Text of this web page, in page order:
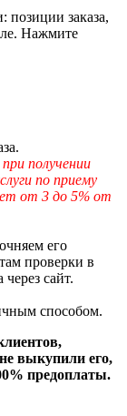
позиции заказа,
Нажмите
получении
по приему
от 3 до 5% от
его
проверки в
сайт.
способом.
выкупили его,
предоплаты.